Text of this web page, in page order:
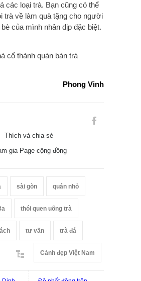
các loại trà. Bạn cũng có thể
trà về làm quà tặng cho người
của mình nhân dịp đặc biệt.
cổ thành quán bán trà
Phong Vinh
Thích và chia sẻ
gia Page cộng đồng
sài gòn quán nhỏ
thói quen uống trà
tư vấn trà đá
Cảnh đẹp Việt Nam